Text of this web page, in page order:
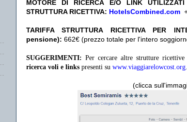
MOTORE DI RICERCA E/O LINK
STRUTTURA RICETTIVA: HotelsCombined.com
TARIFFA STRUTTURA RICETTIVA PER
pensione): 662€ (prezzo totale per l'intero
SUGGERIMENTI: Per cercare altre strutture ricettive
ricerca voli e links presenti su www.viaggiarelowcost.org.
(clicca